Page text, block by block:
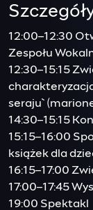
12:00–12:30
Zespołu
12:30–15:15
seraju`
14:30–15:15
15:15–16:00
książek dla
16:15–17:00
17:00–17:45
19:00 Spektakl